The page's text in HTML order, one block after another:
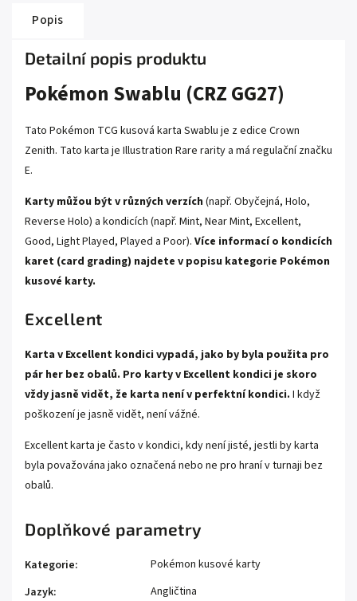
Popis
Detailní popis produktu
Pokémon Swablu (CRZ GG27)
Tato Pokémon TCG kusová karta Swablu je z edice Crown
Zenith. Tato karta je Illustration Rare rarity a má regulační značku
E.
Karty můžou být v různých verzích (např. Obyčejná, Holo,
Reverse Holo) a kondicích (např. Mint, Near Mint, Excellent,
Good, Light Played, Played a Poor). Více informací o kondicích
karet (card grading) najdete v popisu kategorie Pokémon
kusové karty.
Excellent
Karta v Excellent kondici vypadá, jako by byla použita pro
pár her bez obalů. Pro karty v Excellent kondici je skoro
vždy jasně vidět, že karta není v perfektní kondici. I když
poškození je jasně vidět, není vážné.
Excellent karta je často v kondici, kdy není jisté, jestli by karta
byla považována jako označená nebo ne pro hraní v turnaji bez
obalů.
Doplňkové parametry
Kategorie:
Pokémon kusové karty
Jazyk:
Angličtina